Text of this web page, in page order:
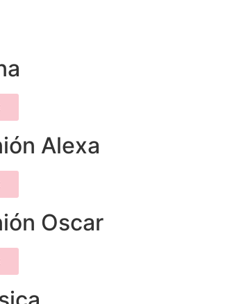
Alexa
Oscar